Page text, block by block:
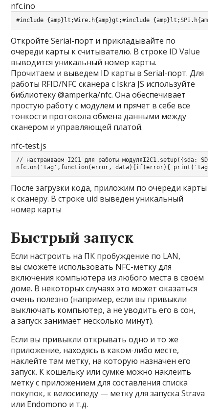
nfc.ino
#include {amp}lt;Wire.h{amp}gt;#include
Откройте Serial-порт и прикладывайте по
очереди карты к считывателю. В строке ID Value
выводится уникальный номер карты.
Прочитаем и выведем ID карты в Serial-порт. Для
работы RFID/NFC сканера с Iskra JS используйте
библиотеку@amperka/nfc. Она обеспечивает
простую работу с модулем и прячет в себе все
тонкости протокола обмена данными между
сканером и управляющей платой.
nfc-test.js
// настраиваем I2C1 для работы модуляI2C1. setup( { sda: SDA
nfc.on( 'tag' , function(error, data) { if(error) { print ( 'tag
После загрузки кода, приложим по очереди карты
к сканеру. В строке uid выведен уникальный
номер карты
Быстрый запуск
Если настроить на ПК пробуждение по LAN,
вы сможете использовать NFC-метку для
включения компьютера из любого места в своём
доме. В некоторых случаях это может оказаться
очень полезно (например, если вы привыкли
выключать компьютер, а не уводить его в сон,
а запуск занимает несколько минут).
Если вы привыкли открывать одно и то же
приложение, находясь в каком-либо месте,
наклейте там метку, на которую назначен его
запуск. К кошельку или сумке можно наклеить
метку с приложением для составления списка
покупок, к велосипеду — метку для запуска Strava
или Endomono и т.д.